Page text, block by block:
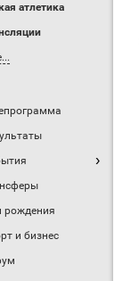
атлетика
рождения
и бизнес